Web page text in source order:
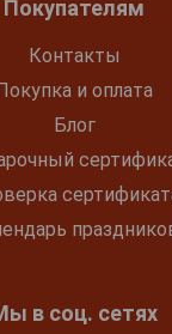
Покупателям
Контакты
и оплата
Блог
в соц. сетях